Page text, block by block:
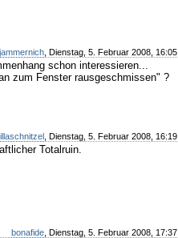
jammernich , Dienstag, 5. Februar 2008, 16:05
schon interessieren...
zum Fenster rausgeschmissen" ?
, Dienstag, 5. Februar 2008, 16:19
Totalruin.
bonafide , Dienstag, 5. Februar 2008, 17:37